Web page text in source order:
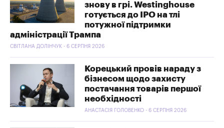
знову в грі. Westinghouse
готується до IPO на тлі
потужної підтримки
адміністрації Трампа
СВІТЛАНА ДОЛІНЧУК - 6 СЕРПНЯ 2026
Корецький провів нараду з
бізнесом щодо захисту
постачання товарів першої
необхідності
АНАСТАСІЯ ГОЛОВЕНКО - 6 СЕРПНЯ 2026